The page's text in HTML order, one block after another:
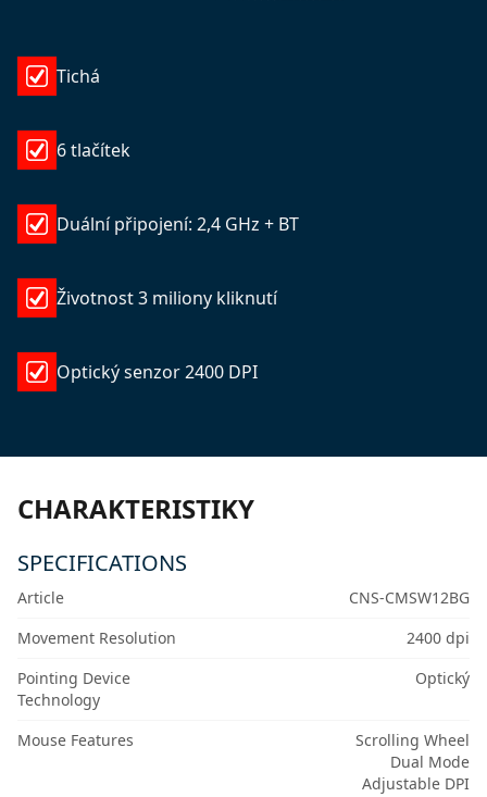
Tichá
6 tlačítek
Duální připojení: 2,4 GHz + BT
Životnost 3 miliony kliknutí
Optický senzor 2400 DPI
CHARAKTERISTIKY
SPECIFICATIONS
Article
CNS-CMSW12BG
Movement Resolution
2400 dpi
Pointing Device
Technology
Optický
Mouse Features
Scrolling Wheel
Dual Mode
Adjustable DPI